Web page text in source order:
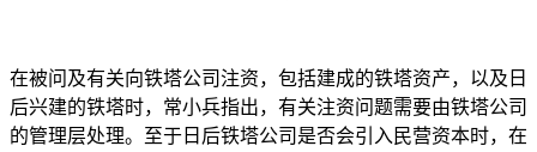
在被问及有关向铁塔公司注资，包括建成的铁塔资产，以及日
后兴建的铁塔时，常小兵指出，有关注资问题需要由铁塔公司
的管理层处理。至于日后铁塔公司是否会引入民营资本时，在